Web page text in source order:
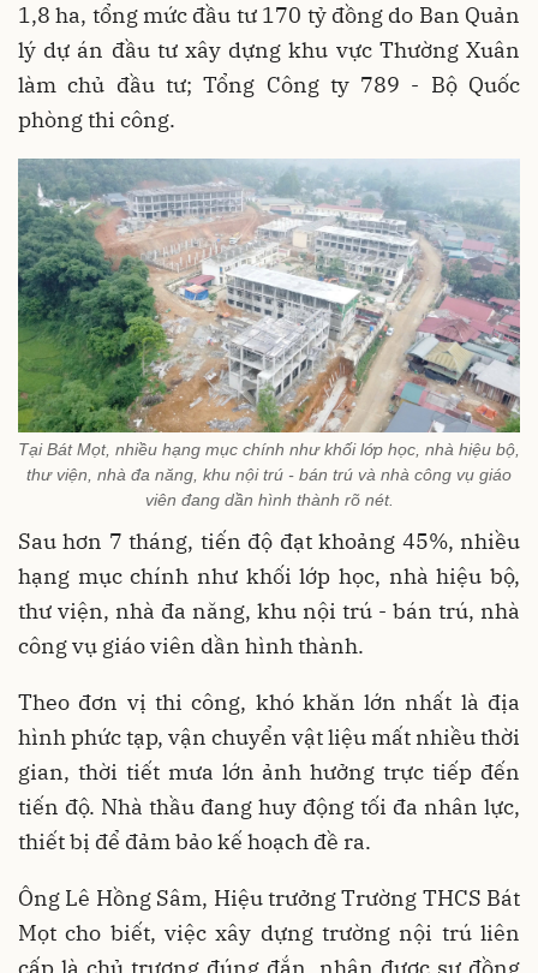
1,8 ha, tổng mức đầu tư 170 tỷ đồng do Ban Quản
lý dự án đầu tư xây dựng khu vực Thường Xuân
làm chủ đầu tư; Tổng Công ty 789 - Bộ Quốc
phòng thi công.
Tại Bát Mọt, nhiều hạng mục chính như khối lớp học, nhà hiệu bộ,
thư viện, nhà đa năng, khu nội trú - bán trú và nhà công vụ giáo
viên đang dần hình thành rõ nét.
Sau hơn 7 tháng, tiến độ đạt khoảng 45%, nhiều
hạng mục chính như khối lớp học, nhà hiệu bộ,
thư viện, nhà đa năng, khu nội trú - bán trú, nhà
công vụ giáo viên dần hình thành.
Theo đơn vị thi công, khó khăn lớn nhất là địa
hình phức tạp, vận chuyển vật liệu mất nhiều thời
gian, thời tiết mưa lớn ảnh hưởng trực tiếp đến
tiến độ. Nhà thầu đang huy động tối đa nhân lực,
thiết bị để đảm bảo kế hoạch đề ra.
Ông Lê Hồng Sâm, Hiệu trưởng Trường THCS Bát
Mọt cho biết, việc xây dựng trường nội trú liên